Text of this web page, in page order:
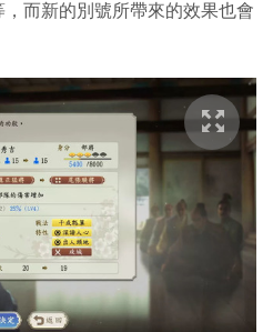
而新的別號所帶來的效果也會